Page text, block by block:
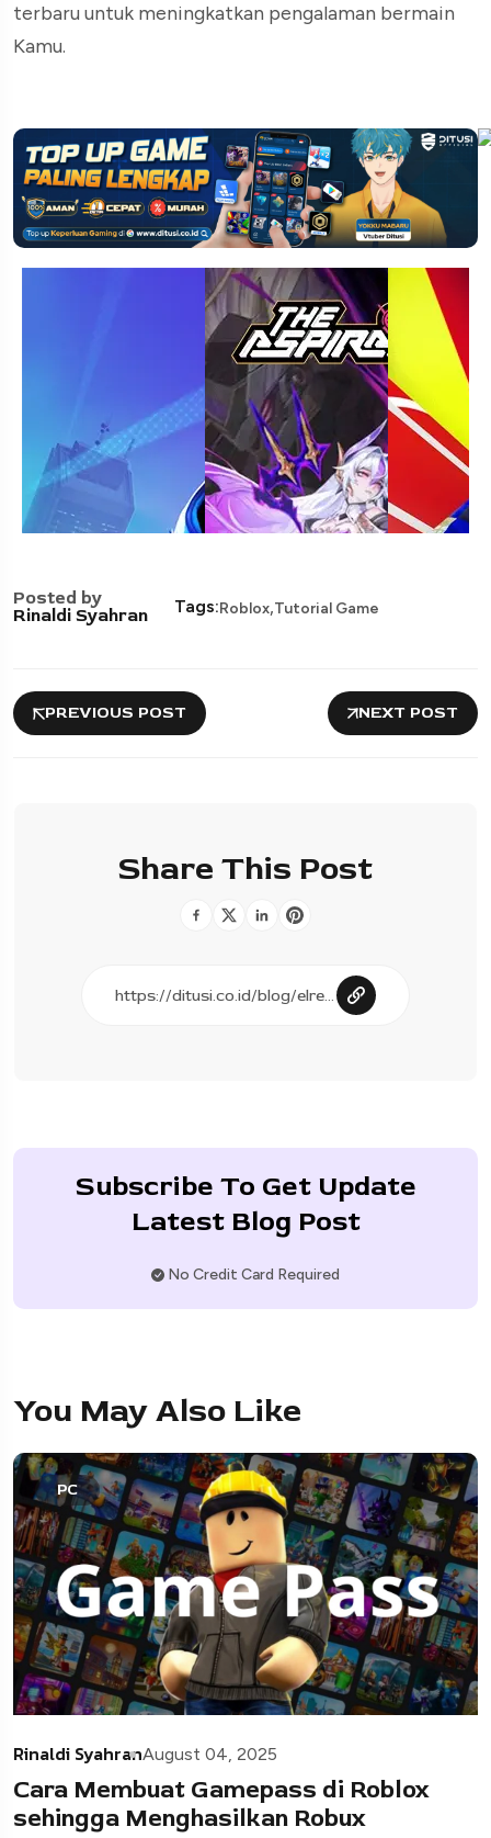
terbaru untuk meningkatkan pengalaman bermain
Kamu.
Posted by
Rinaldi Syahran
Tags:Roblox,Tutorial Game
PREVIOUS POST NEXT POST
Share This Post
Subscribe To Get Update
Latest Blog Post
No Credit Card Required
You May Also Like
PC
Rinaldi SyahranAugust 04, 2025
Cara Membuat Gamepass di Roblox
sehingga Menghasilkan Robux